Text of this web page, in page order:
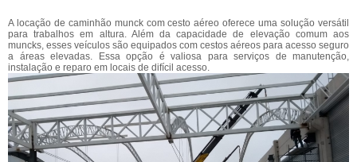
A locação de caminhão munck com cesto aéreo oferece uma solução versátil
para trabalhos em altura. Além da capacidade de elevação comum aos
muncks, esses veículos são equipados com cestos aéreos para acesso seguro
a áreas elevadas. Essa opção é valiosa para serviços de manutenção,
instalação e reparo em locais de difícil acesso.